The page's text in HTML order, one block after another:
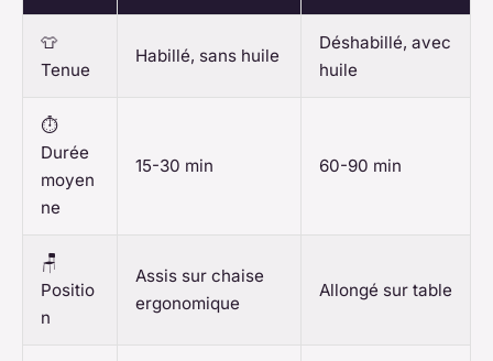
👕
Tenue
Habillé, sans huile
Déshabillé, avec
huile
⏱️
Durée
moyen
ne
15-30 min 60-90 min
🪑
Positio
n
Assis sur chaise
ergonomique
Allongé sur table